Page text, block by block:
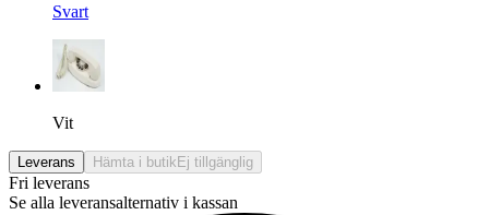
Svart
Vit
Leverans Hämta i butik Ej tillgänglig
Fri leverans
Se alla leveransalternativ i kassan